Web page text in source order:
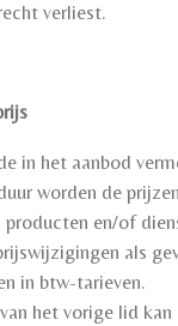
verliest.
in het aanbod
worden de
producten en/of
als
in btw-tarieven.
het vorige lid kan